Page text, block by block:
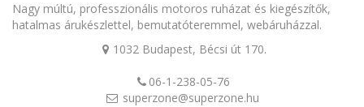
Nagy múltú, professzionális motoros ruházat és kiegészítők,
hatalmas árukészlettel, bemutatóteremmel, webáruházzal.
1032 Budapest, Bécsi út 170.
06-1-238-05-76
superzone@superzone.hu